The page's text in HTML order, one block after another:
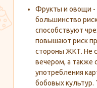
Фрукты и овощи -
большинство
способствуют
повышают риск
стороны ЖКТ. Не
вечером, а также
употребления
бобовых культур.